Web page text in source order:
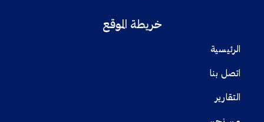
خريطة الموقع
الرئيسية
اتصل بنا
التقارير